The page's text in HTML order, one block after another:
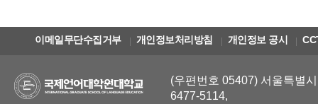
이메일무단수집거부 개인정보처리방침 개인정보 공시
(우편번호 05407) 서울특별
6477-5114,